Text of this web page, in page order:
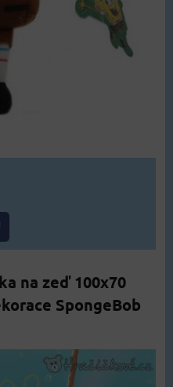
na zeď 100x70
SpongeBob